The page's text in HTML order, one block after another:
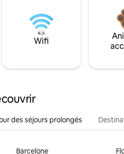
Wifi
des séjours prolongés
Barcelone